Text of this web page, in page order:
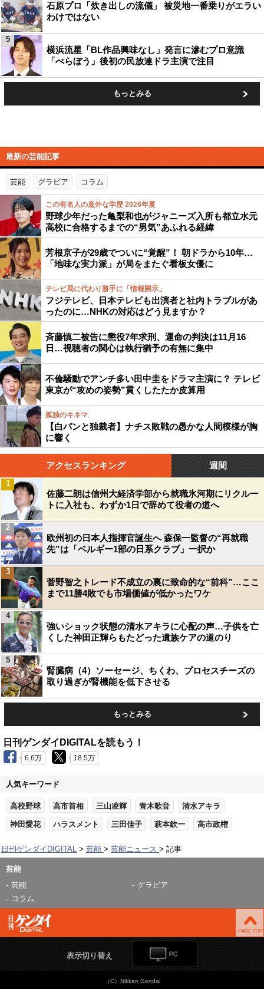
石原プロ「炊き出しの流儀」 被災地一番乗りがエラい
わけではない
横浜流星「BL作品興味なし」発言に滲むプロ意識
「べらぼう」後初の民放連ドラ主演で注目
5
もっとみる
最新の芸能記事
芸能 グラビア コラム
この有名人の意外な学歴 2026年夏
野球少年だった亀梨和也がジャニーズ入所も都立水元
高校に合格するまでの“男気”あふれる経緯
芳根京子が29歳でついに“覚醒”！ 朝ドラから10年…
「地味な実力派」が局をまたぐ看板女優に
テレビ局に代わり勝手に「情報開示」
フジテレビ、日本テレビも出演者と社内トラブルがあ
ったのに…NHKの対応はどう見ますか？
斉藤慎二被告に懲役7年求刑、運命の判決は11月16
日…視聴者の関心は執行猶予の有無に集中
不倫騒動でアンチ多い田中圭をドラマ主演に？ テレビ
東京が“攻めの姿勢”貫くしたたか皮算用
孤独のキネマ
【白パンと独裁者】ナチス敗戦の愚かな人間模様が胸
に響く
アクセスランキング 週間
佐藤二朗は信州大経済学部から就職氷河期にリクルー
トに入社も、わずか1日で辞めて役者の道へ
1
欧州初の日本人指揮官誕生へ 森保一監督の“再就職
先”は「ベルギー1部の日系クラブ」一択か
2
菅野智之トレード不成立の裏に致命的な“前科”…ここ
まで11勝4敗でも市場価値が低かったワケ
3
強いショック状態の清水アキラに心配の声…子供を亡
くした神田正輝らもたどった遺族ケアの道のり
4
腎臓病（4）ソーセージ、ちくわ、プロセスチーズの
取り過ぎが腎機能を低下させる
5
もっとみる
日刊ゲンダイDIGITALを読もう！
6.6万 18.5万
人気キーワード
高校野球 高市首相 三山凌輝 青木歌音 清水アキラ
神田愛花 ハラスメント 三田佳子 萩本欽一 高市政権
日刊ゲンダイDIGITAL 芸能 芸能ニュース 記事
芸能
芸能
グラビア
コラム
表示切り替え
（C）Nikkan Gendai